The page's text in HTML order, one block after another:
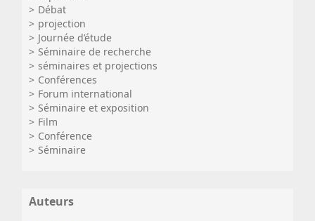
Débat
projection
Journée d’étude
Séminaire de recherche
séminaires et projections
Conférences
Forum international
Séminaire et exposition
Film
Conférence
Séminaire
Auteurs